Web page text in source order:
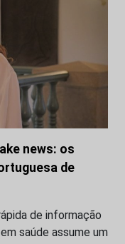
news: os
de
de informação
saúde assume um